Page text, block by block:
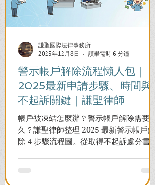
警示帳戶解除流程懶人包｜
2025最新申請步驟、時間與
不起訴關鍵｜謙聖律師
帳戶被凍結怎麼辦？警示帳戶解除需要多
久？謙聖律師整理 2025 最新警示帳戶解
除 4 步驟流程圖。從取得不起訴處分書到
謙聖國際法律事務所
2025年12月8日
讀畢需時 6 分鐘